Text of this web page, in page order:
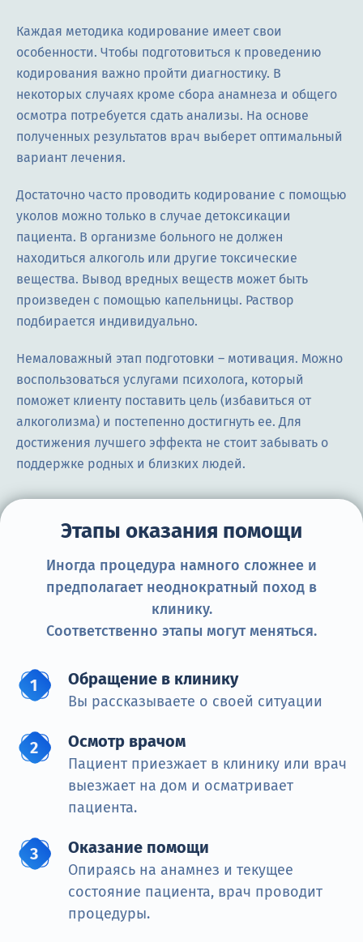
Каждая методика кодирование имеет свои
особенности. Чтобы подготовиться к проведению
кодирования важно пройти диагностику. В
некоторых случаях кроме сбора анамнеза и общего
осмотра потребуется сдать анализы. На основе
полученных результатов врач выберет оптимальный
вариант лечения.
Достаточно часто проводить кодирование с помощью
уколов можно только в случае детоксикации
пациента. В организме больного не должен
находиться алкоголь или другие токсические
вещества. Вывод вредных веществ может быть
произведен с помощью капельницы. Раствор
подбирается индивидуально.
Немаловажный этап подготовки – мотивация. Можно
воспользоваться услугами психолога, который
поможет клиенту поставить цель (избавиться от
алкоголизма) и постепенно достигнуть ее. Для
достижения лучшего эффекта не стоит забывать о
поддержке родных и близких людей.
Этапы оказания помощи
Иногда процедура намного сложнее и
предполагает неоднократный поход в
клинику.
Соответственно этапы могут меняться.
Обращение в клинику
Вы рассказываете о своей ситуации
Осмотр врачом
Пациент приезжает в клинику или врач
выезжает на дом и осматривает
пациента.
Оказание помощи
Опираясь на анамнез и текущее
состояние пациента, врач проводит
процедуры.